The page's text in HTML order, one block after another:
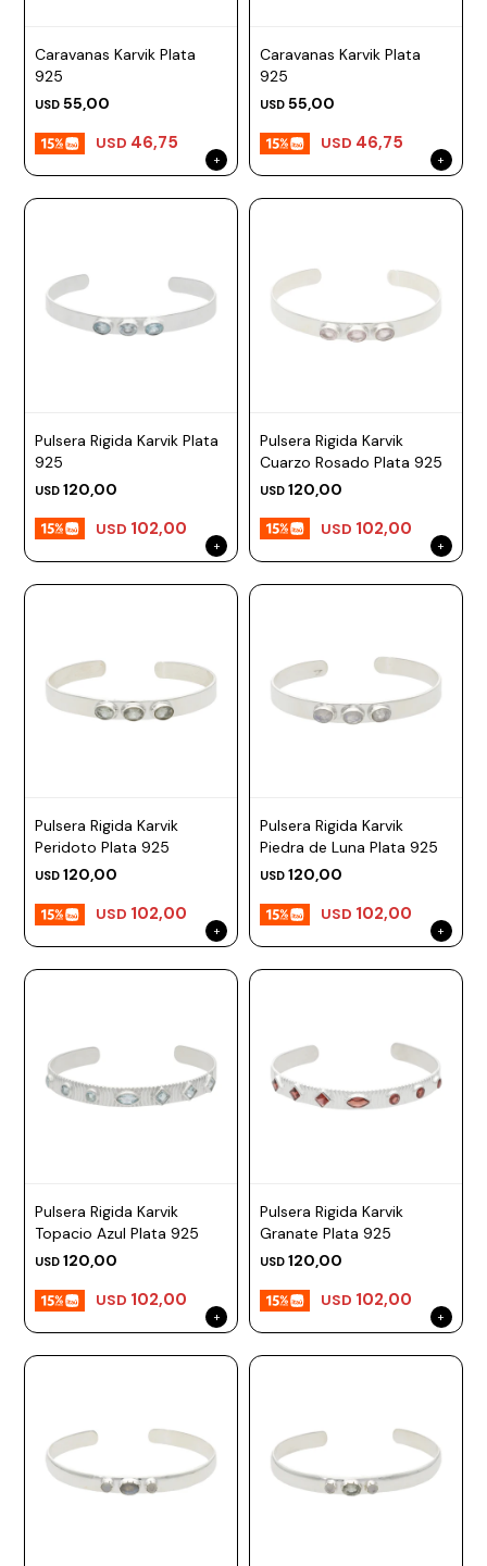
Caravanas Karvik Plata
925
USD 55,00
USD 46,75
Caravanas Karvik Plata
925
USD 55,00
USD 46,75
Pulsera Rigida Karvik Plata
925
USD 120,00
USD 102,00
Pulsera Rigida Karvik
Cuarzo Rosado Plata 925
USD 120,00
USD 102,00
Pulsera Rigida Karvik
Peridoto Plata 925
USD 120,00
USD 102,00
Pulsera Rigida Karvik
Piedra de Luna Plata 925
USD 120,00
USD 102,00
Pulsera Rigida Karvik
Topacio Azul Plata 925
USD 120,00
USD 102,00
Pulsera Rigida Karvik
Granate Plata 925
USD 120,00
USD 102,00